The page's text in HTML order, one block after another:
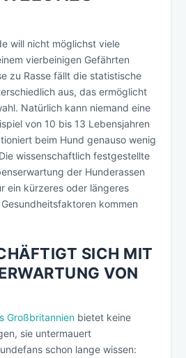
will nicht möglichst viele
vierbeinigen Gefährten
zu Rasse fällt die statistische
aus, das ermöglicht
Natürlich kann niemand eine
von 10 bis 13 Lebensjahren
beim Hund genauso wenig
wissenschaftlich festgestellte
der Hunderassen
ein kürzeres oder längeres
kommen
SICH MIT
VON
Großbritannien bietet keine
sie untermauert
schon lange wissen: